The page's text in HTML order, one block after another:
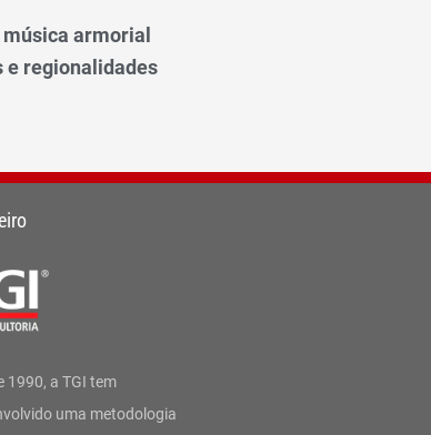
armorial
e regionalidades
1990, a TGI tem
uma metodologia